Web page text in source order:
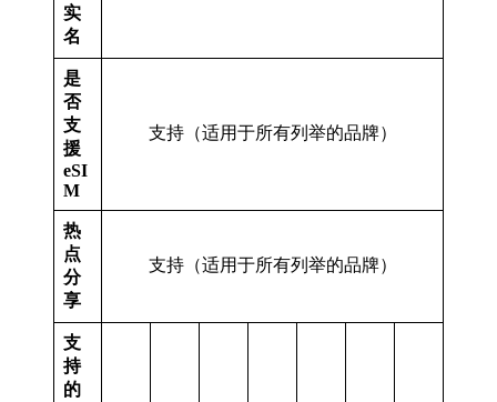
实
名
是
否
支
援
eSI
M
支持（适用于所有列举的品牌）
热
点
分
享
支持（适用于所有列举的品牌）
支
持
的